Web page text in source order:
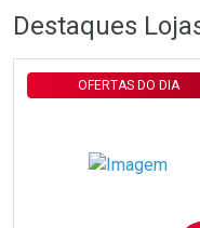
Laboratório
Por Menos
Destaques
OFERTAS DO DIA